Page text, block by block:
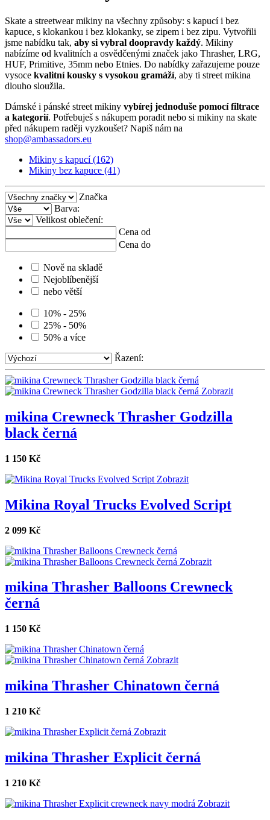
Skate a streetwear mikiny na všechny způsoby: s kapucí i bez
kapuce, s klokankou i bez klokanky, se zipem i bez zipu. Vytvořili
jsme nabídku tak, aby si vybral doopravdy každý. Mikiny
nabízíme od kvalitních a osvědčenými značek jako Thrasher, LRG,
HUF, Primitive, 35mm nebo Etnies. Do nabídky zařazujeme pouze
vysoce kvalitní kousky s vysokou gramáží, aby ti street mikina
dlouho sloužila.
Dámské i pánské street mikiny vybírej jednoduše pomocí filtrace
a kategorií. Potřebuješ s nákupem poradit nebo si mikiny na skate
před nákupem raději vyzkoušet? Napiš nám na
shop@ambassadors.eu
Mikiny s kapucí (162)
Mikiny bez kapuce (41)
Značka
Barva:
Velikost oblečení:
Cena od
Cena do
Nově na skladě
Nejoblíbenější
nebo větší
10% - 25%
25% - 50%
50% a více
Řazení:
Zobrazit
mikina Crewneck Thrasher Godzilla
black černá
1 150 Kč
Zobrazit
Mikina Royal Trucks Evolved Script
2 099 Kč
Zobrazit
mikina Thrasher Balloons Crewneck
černá
1 150 Kč
Zobrazit
mikina Thrasher Chinatown černá
1 210 Kč
Zobrazit
mikina Thrasher Explicit černá
1 210 Kč
Zobrazit